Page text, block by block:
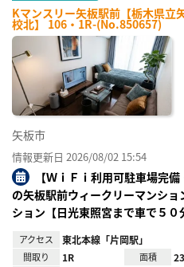
Kマンスリー矢板駅前【栃木県立
校北】 106・1R-(No.850657)
矢板市
情報更新日 2026/08/02 15:54
【ＷｉＦｉ利用可駐車場完
の矢板駅前ウィークリーマンシ
ション【日光東照宮まで車で５０
アクセス 東北本線「片岡駅」
間取り 1R 面積